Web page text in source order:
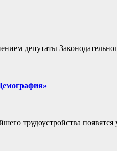
депутаты
трудоустройства